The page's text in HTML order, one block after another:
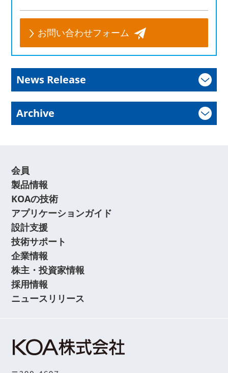
お問い合わせフォーム
News Release
Archive
会員
製品情報
KOAの技術
アプリケーションガイド
設計支援
技術サポート
企業情報
株主・投資家情報
採用情報
ニュースリリース